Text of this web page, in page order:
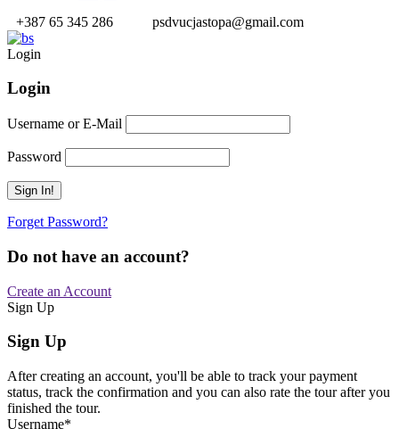
+387 65 345 286
psdvucjastopa@gmail.com
Login
Login
Username or E-Mail
Password
Forget Password?
Do not have an account?
Create an Account
Sign Up
Sign Up
After creating an account, you'll be able to track your payment
status, track the confirmation and you can also rate the tour after you
finished the tour.
Username*